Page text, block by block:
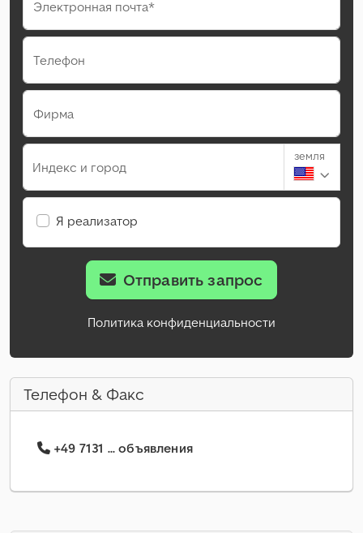
Электронная почта*
Телефон
Фирма
Индекс и город
земля
Я реализатор
Отправить запрос
Политика конфиденциальности
Телефон & Факс
+49 7131 ... объявления